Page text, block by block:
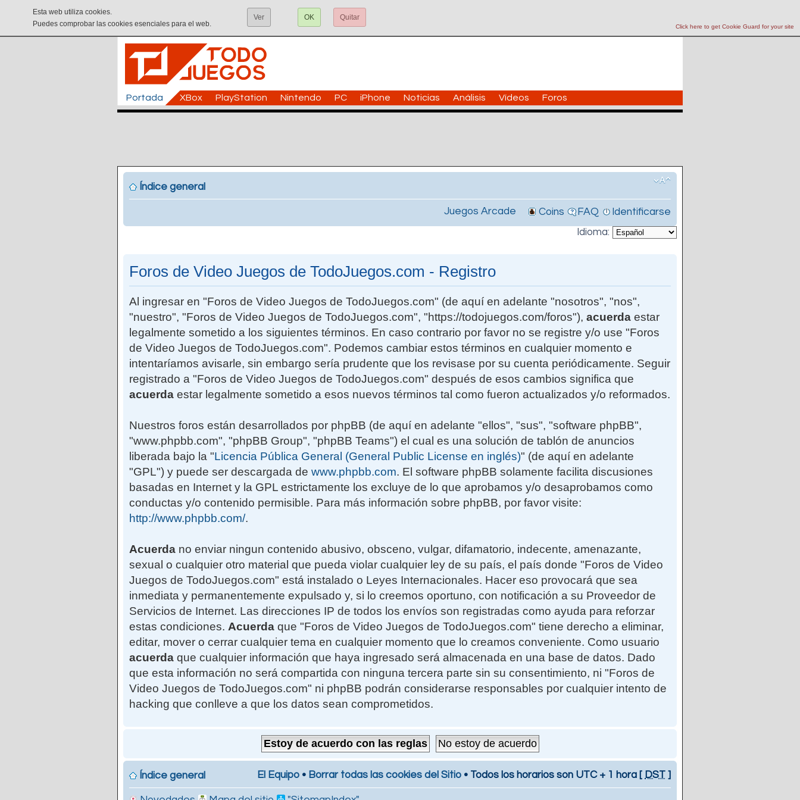
Click here to get Cookie Guard for your site
Esta web utiliza cookies.
Puedes comprobar las cookies esenciales para el web.
Ver OK Quitar
Portada XBox PlayStation Nintendo PC iPhone Noticias Análisis Vídeos Foros
Índice general
Juegos Arcade Coins FAQ
Identificarse
Idioma:
Foros de Video Juegos de TodoJuegos.com - Registro
Al ingresar en "Foros de Video Juegos de TodoJuegos.com" (de aquí en adelante "nosotros", "nos",
"nuestro", "Foros de Video Juegos de TodoJuegos.com", "https://todojuegos.com/foros"), acuerda estar
legalmente sometido a los siguientes términos. En caso contrario por favor no se registre y/o use "Foros
de Video Juegos de TodoJuegos.com". Podemos cambiar estos términos en cualquier momento e
intentaríamos avisarle, sin embargo sería prudente que los revisase por su cuenta periódicamente. Seguir
registrado a "Foros de Video Juegos de TodoJuegos.com" después de esos cambios significa que
acuerda estar legalmente sometido a esos nuevos términos tal como fueron actualizados y/o reformados.
Nuestros foros están desarrollados por phpBB (de aquí en adelante "ellos", "sus", "software phpBB",
"www.phpbb.com", "phpBB Group", "phpBB Teams") el cual es una solución de tablón de anuncios
liberada bajo la "Licencia Pública General (General Public License en inglés)" (de aquí en adelante
"GPL") y puede ser descargada de www.phpbb.com. El software phpBB solamente facilita discusiones
basadas en Internet y la GPL estrictamente los excluye de lo que aprobamos y/o desaprobamos como
conductas y/o contenido permisible. Para más información sobre phpBB, por favor visite:
http://www.phpbb.com/.
Acuerda no enviar ningun contenido abusivo, obsceno, vulgar, difamatorio, indecente, amenazante,
sexual o cualquier otro material que pueda violar cualquier ley de su país, el país donde "Foros de Video
Juegos de TodoJuegos.com" está instalado o Leyes Internacionales. Hacer eso provocará que sea
inmediata y permanentemente expulsado y, si lo creemos oportuno, con notificación a su Proveedor de
Servicios de Internet. Las direcciones IP de todos los envíos son registradas como ayuda para reforzar
estas condiciones. Acuerda que "Foros de Video Juegos de TodoJuegos.com" tiene derecho a eliminar,
editar, mover o cerrar cualquier tema en cualquier momento que lo creamos conveniente. Como usuario
acuerda que cualquier información que haya ingresado será almacenada en una base de datos. Dado
que esta información no será compartida con ninguna tercera parte sin su consentimiento, ni "Foros de
Video Juegos de TodoJuegos.com" ni phpBB podrán considerarse responsables por cualquier intento de
hacking que conlleve a que los datos sean comprometidos.
Índice general El Equipo • Borrar todas las cookies del Sitio • Todos los horarios son UTC + 1 hora [ DST ]